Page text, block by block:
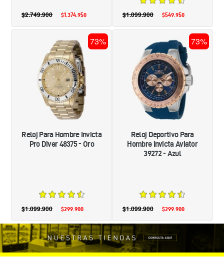
Precio
$1.374.950
Precio
$2.749.900
Precio
$549.950
Precio
$1.099.900
PARA
HOMBRE
INVICTA
PRO
DIVER
48375
-
ORO
73%
Reloj Para Hombre Invicta
Pro Diver 48375 - Oro
Precio
oferta
$299.900
Precio
$1.099.900
DEPORTIVO
PARA
HOMBRE
INVICTA
AVIATOR
39272
-
AZUL
73%
Reloj Deportivo Para
Hombre Invicta Aviator
39272 - Azul
Precio
oferta
$299.900
Precio
$1.099.900